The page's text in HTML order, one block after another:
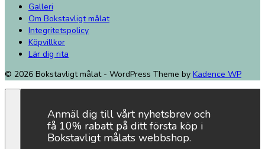
Galleri
Om Bokstavligt målat
Integritetspolicy
Köpvillkor
Lär dig rita
© 2026 Bokstavligt målat - WordPress Theme by Kadence WP
Anmäl dig till vårt nyhetsbrev och
få 10% rabatt på ditt första köp i
Bokstavligt målats webbshop.